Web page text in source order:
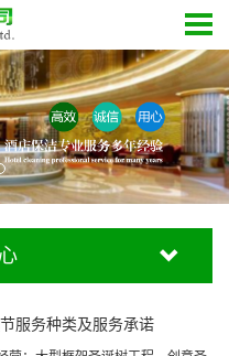
服务种类及服务承诺